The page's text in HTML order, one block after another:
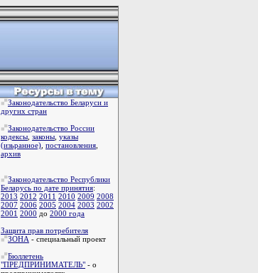
Законодательство Беларуси и
других стран
Законодательство России
кодексы законы указы
(изьранное) постановления
архив
Законодательство Республики
Беларусь по дате принятия:
2013 2012 2011 2010 2009 2008
2007 2006 2005 2004 2003 2002
2001 2000 до 2000 года
Защита прав потребителя
ЗОНА - специальный проект
Бюллетень
"ПРЕДПРИНИМАТЕЛЬ" - о